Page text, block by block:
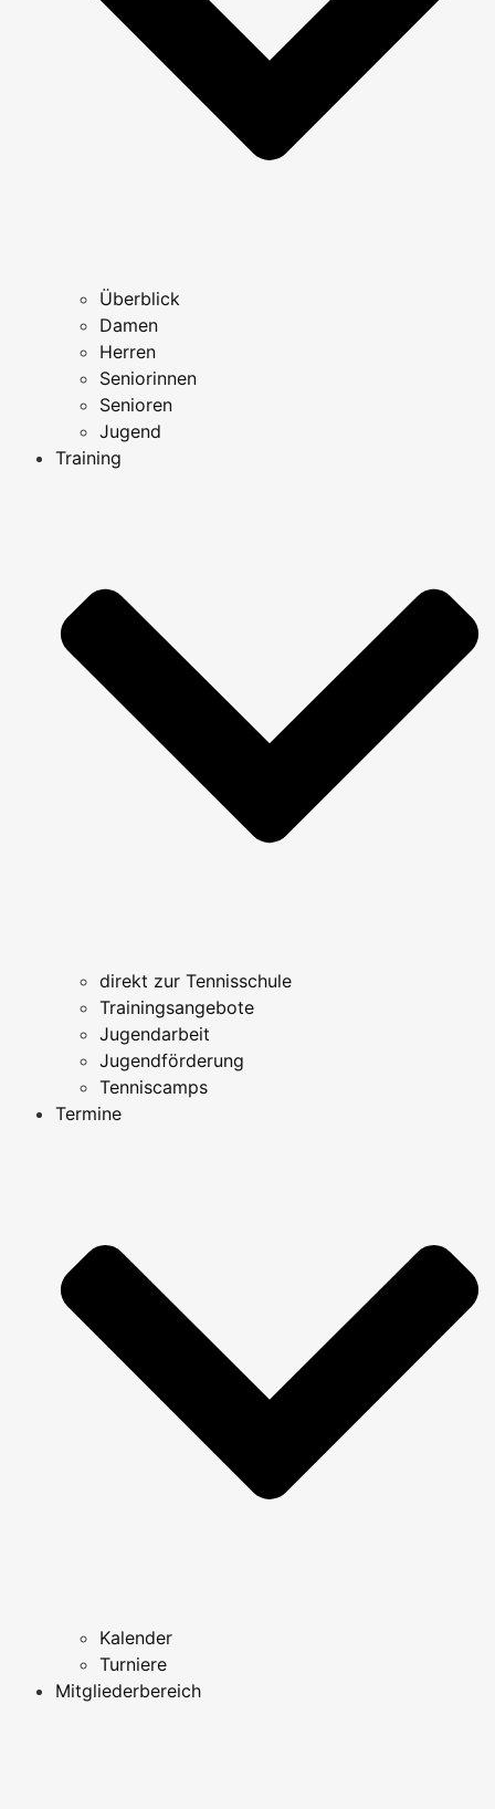
Überblick
Damen
Herren
Seniorinnen
Senioren
Jugend
Training
direkt zur Tennisschule
Trainingsangebote
Jugendarbeit
Jugendförderung
Tenniscamps
Termine
Kalender
Turniere
Mitgliederbereich